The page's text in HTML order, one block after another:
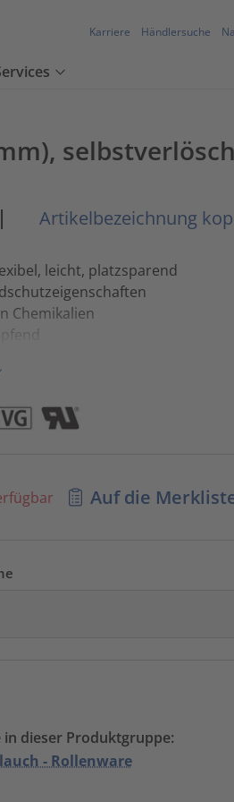
Karriere Händlersuche
| Artikelbezeichnung
leicht, platzsparend
Chemikalien
Auf die
dieser Produktgruppe:
- Rollenware